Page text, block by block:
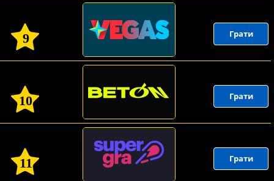
9 Грати
10 Грати
11 Грати